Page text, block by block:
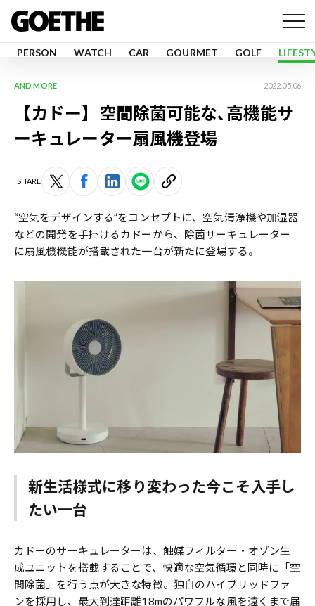
PERSON WATCH CAR GOURMET GOLF
AND MORE 2022.05.06
【カドー】空間除菌可能な､高機能サ
ーキュレーター扇風機登場
SHARE
“空気をデザインする”をコンセプトに、空気清浄機や加湿器
などの開発を手掛けるカドーから、除菌サーキュレーター
に扇風機機能が搭載された一台が新たに登場する。
新生活様式に移り変わった今こそ入手し
たい一台
カドーのサーキュレーターは、触媒フィルター・オゾン生
成ユニットを搭載することで、快適な空気循環と同時に「空
間除菌」を行う点が大きな特徴。独自のハイブリッドファ
ンを採用し、最大到達距離18mのパワフルな風を遠くまで届